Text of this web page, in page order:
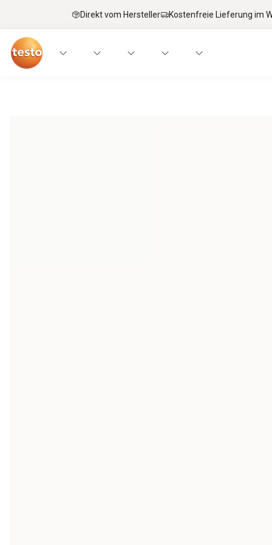
Direkt vom Hersteller Kostenfreie Lieferung im